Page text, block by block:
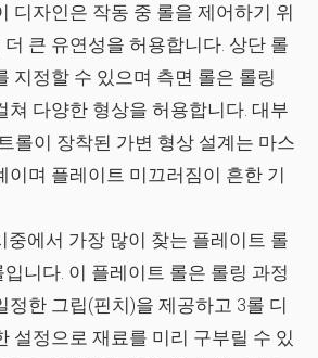
디자인은 작동 중 롤을 제어하기 위
큰 유연성을 허용합니다. 상단 롤
지정할 수 있으며 측면 롤은 롤링
쳐 다양한 형상을 허용합니다. 대부
롤이 장착된 가변 형상 설계는 마스
이며 플레이트 미끄러짐이 흔한 기
중에서 가장 많이 찾는 플레이트 롤
니다. 이 플레이트 롤은 롤링 과정
정한 그립(핀치)을 제공하고 3롤 디
설정으로 재료를 미리 구부릴 수 있